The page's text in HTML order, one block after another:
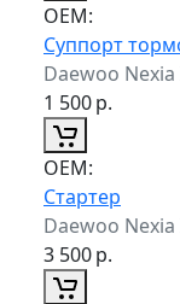
ОЕМ:
Суппорт
Daewoo
1 500р.
ОЕМ:
Стартер
Daewoo
3 500р.